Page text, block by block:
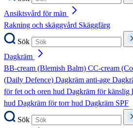
Ansiktsvård för män
Rakning och skäggvård Skäggfärg
Sök
Dagkräm
BB-cream (Blemish Balm) CC-cream
(Daily Defence) Dagkräm anti-age
för fet och oren hud Dagkräm för känslig
hud Dagkräm för torr hud Dagkräm SPF
Sök